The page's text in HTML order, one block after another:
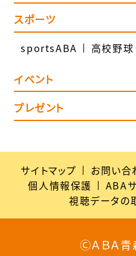
スポーツ
sportsABA 高校野球
イベント
プレゼント
サイトマップ お問い合
個人情報保護
ABA
視聴データの
ⒸＡＢＡ